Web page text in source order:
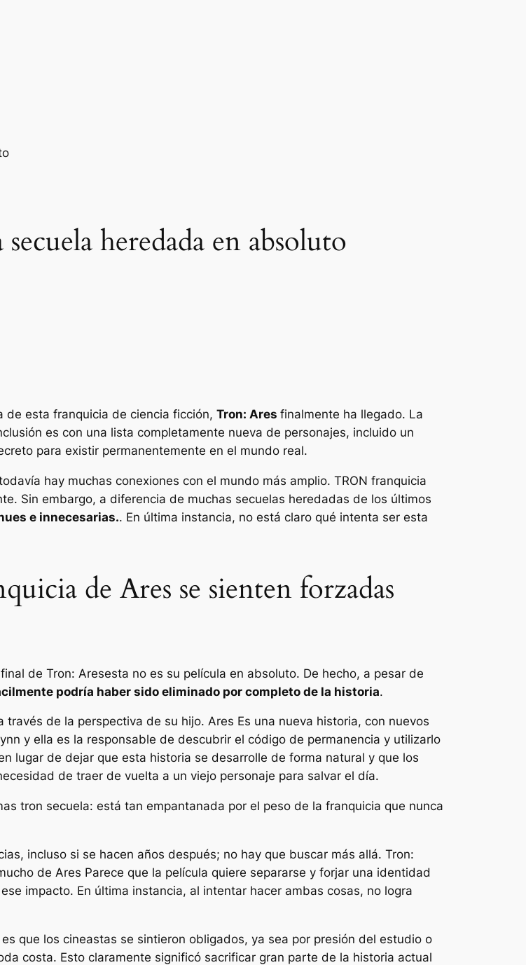
heredada en absoluto
de esta franquicia de ciencia ficción, Tron: Ares finalmente ha llegado. La
es con una lista completamente nueva de personajes, incluido un
para existir permanentemente en el mundo real.
hay muchas conexiones con el mundo más amplio. TRON franquicia
Sin embargo, a diferencia de muchas secuelas heredadas de los últimos
e innecesarias.. En última instancia, no está claro qué intenta ser esta
de Ares se sienten forzadas
de Tron: Aresesta no es su película en absoluto. De hecho, a pesar de
podría haber sido eliminado por completo de la historia.
través de la perspectiva de su hijo. Ares Es una nueva historia, con nuevos
y ella es la responsable de descubrir el código de permanencia y utilizarlo
lugar de dejar que esta historia se desarrolle de forma natural y que los
de traer de vuelta a un viejo personaje para salvar el día.
tron secuela: está tan empantanada por el peso de la franquicia que nunca
incluso si se hacen años después; no hay que buscar más allá. Tron:
de Ares Parece que la película quiere separarse y forjar una identidad
impacto. En última instancia, al intentar hacer ambas cosas, no logra
que los cineastas se sintieron obligados, ya sea por presión del estudio o
costa. Esto claramente significó sacrificar gran parte de la historia actual